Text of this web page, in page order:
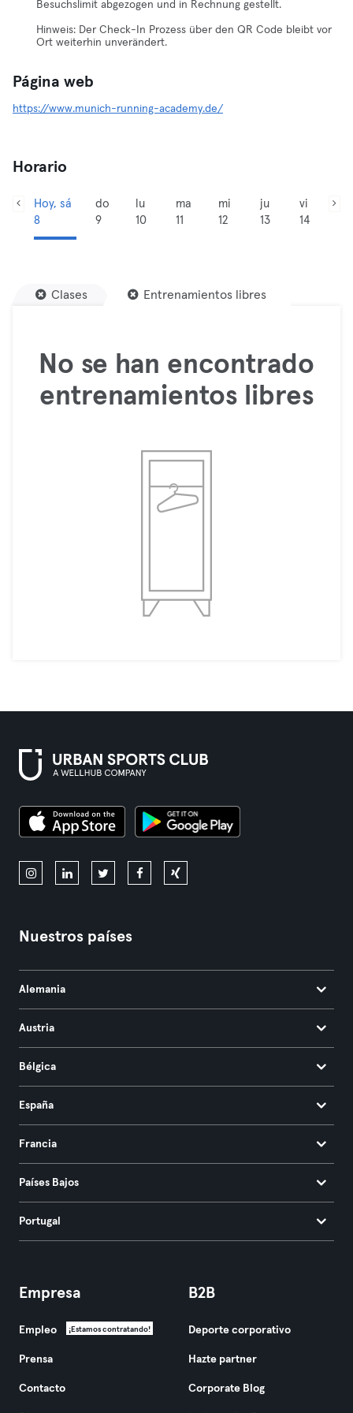
Besuchslimit abgezogen und in Rechnung gestellt.
Hinweis: Der Check-In Prozess über den QR Code bleibt vor
Ort weiterhin unverändert.
Página web
https://www.munich-running-academy.de/
Horario
Hoy, sá
8
do
9
lu
10
ma
11
mi
12
ju
13
vi
14
Clases Entrenamientos libres
No se han encontrado
entrenamientos libres
Nuestros países
Alemania
Austria
Bélgica
España
Francia
Países Bajos
Portugal
Empresa
Empleo ¡Estamos contratando!
Prensa
Contacto
B2B
Deporte corporativo
Hazte partner
Corporate Blog